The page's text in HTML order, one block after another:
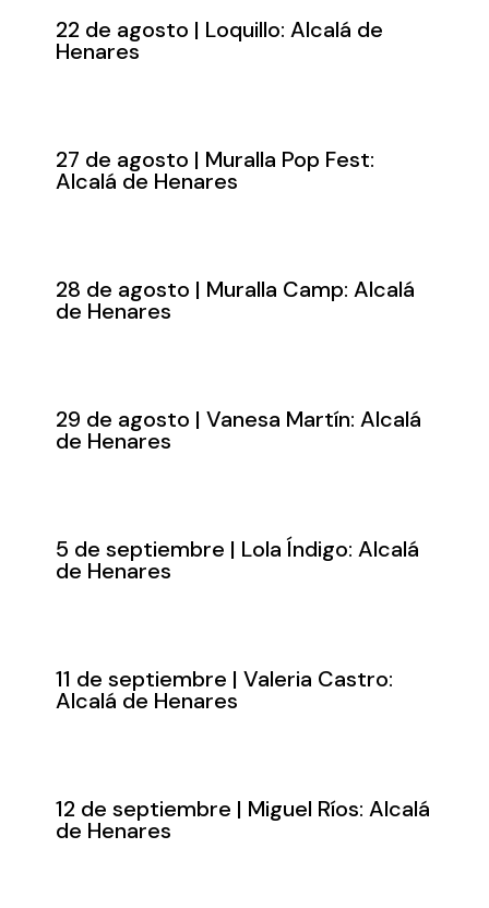
22 de agosto | Loquillo: Alcalá de
Henares
27 de agosto | Muralla Pop Fest:
Alcalá de Henares
28 de agosto | Muralla Camp: Alcalá
de Henares
29 de agosto | Vanesa Martín: Alcalá
de Henares
5 de septiembre | Lola Índigo: Alcalá
de Henares
11 de septiembre | Valeria Castro:
Alcalá de Henares
12 de septiembre | Miguel Ríos: Alcalá
de Henares